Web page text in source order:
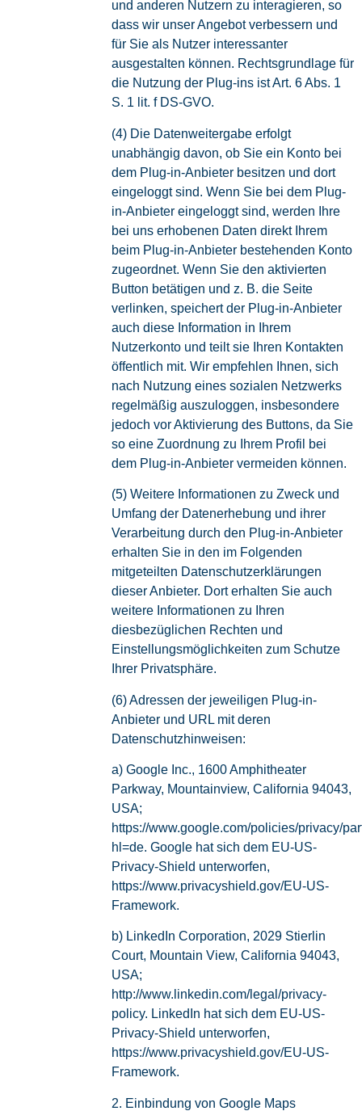
und anderen Nutzern zu interagieren, so
dass wir unser Angebot verbessern und
für Sie als Nutzer interessanter
ausgestalten können. Rechtsgrundlage für
die Nutzung der Plug-ins ist Art. 6 Abs. 1
S. 1 lit. f DS-GVO.
(4) Die Datenweitergabe erfolgt
unabhängig davon, ob Sie ein Konto bei
dem Plug-in-Anbieter besitzen und dort
eingeloggt sind. Wenn Sie bei dem Plug-
in-Anbieter eingeloggt sind, werden Ihre
bei uns erhobenen Daten direkt Ihrem
beim Plug-in-Anbieter bestehenden Konto
zugeordnet. Wenn Sie den aktivierten
Button betätigen und z. B. die Seite
verlinken, speichert der Plug-in-Anbieter
auch diese Information in Ihrem
Nutzerkonto und teilt sie Ihren Kontakten
öffentlich mit. Wir empfehlen Ihnen, sich
nach Nutzung eines sozialen Netzwerks
regelmäßig auszuloggen, insbesondere
jedoch vor Aktivierung des Buttons, da Sie
so eine Zuordnung zu Ihrem Profil bei
dem Plug-in-Anbieter vermeiden können.
(5) Weitere Informationen zu Zweck und
Umfang der Datenerhebung und ihrer
Verarbeitung durch den Plug-in-Anbieter
erhalten Sie in den im Folgenden
mitgeteilten Datenschutzerklärungen
dieser Anbieter. Dort erhalten Sie auch
weitere Informationen zu Ihren
diesbezüglichen Rechten und
Einstellungsmöglichkeiten zum Schutze
Ihrer Privatsphäre.
(6) Adressen der jeweiligen Plug-in-
Anbieter und URL mit deren
Datenschutzhinweisen:
a) Google Inc., 1600 Amphitheater
Parkway, Mountainview, California 94043,
USA;
https://www.google.com/policies/privacy/
hl=de. Google hat sich dem EU-US-
Privacy-Shield unterworfen,
https://www.privacyshield.gov/EU-US-
Framework.
b) LinkedIn Corporation, 2029 Stierlin
Court, Mountain View, California 94043,
USA;
http://www.linkedin.com/legal/privacy-
policy. LinkedIn hat sich dem EU-US-
Privacy-Shield unterworfen,
https://www.privacyshield.gov/EU-US-
Framework.
2. Einbindung von Google Maps